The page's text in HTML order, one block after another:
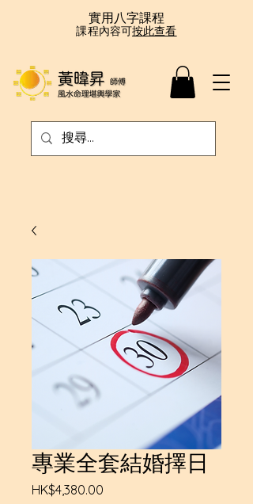
實用八字課程
課程內容可按此查看
專業全套結婚擇日
HK$4,380.00